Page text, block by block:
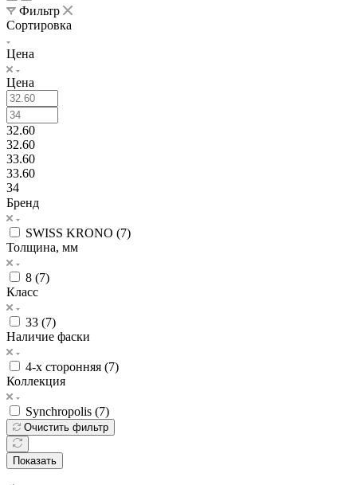
Фильтр
Сортировка
Цена
Цена
32.60
32.60
33.60
33.60
34
Бренд
SWISS KRONO (7)
Толщина, мм
8 (7)
Класс
33 (7)
Наличие фаски
4-х сторонняя (7)
Коллекция
Synchropolis (7)
Очистить фильтр
Показать